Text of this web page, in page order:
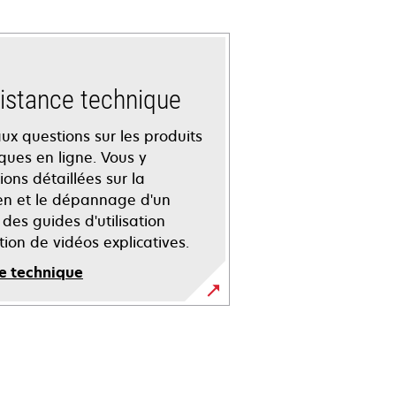
technique
questions sur les produits
en ligne. Vous y
détaillées sur la
et le dépannage d'un
guides d'utilisation
de vidéos explicatives.
technique